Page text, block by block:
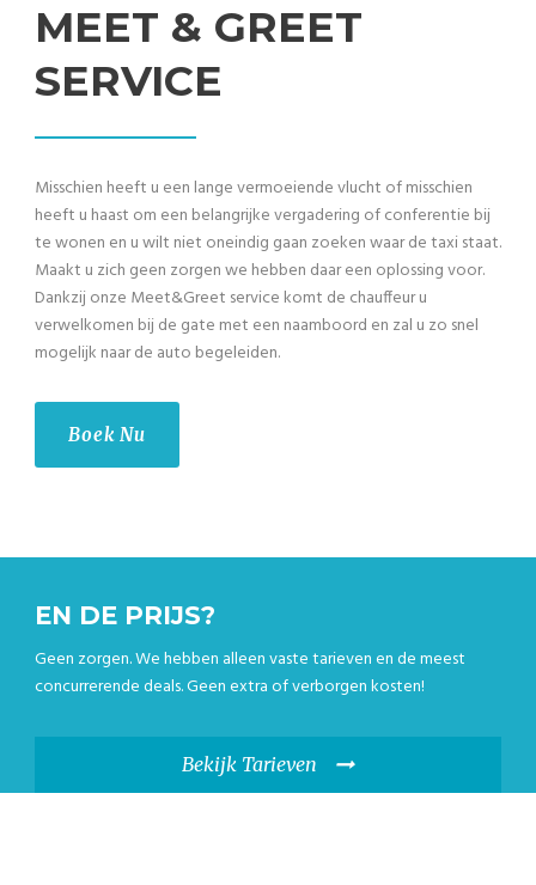
MEET & GREET
SERVICE
Misschien heeft u een lange vermoeiende vlucht of misschien
heeft u haast om een belangrijke vergadering of conferentie bij
te wonen en u wilt niet oneindig gaan zoeken waar de taxi staat.
Maakt u zich geen zorgen we hebben daar een oplossing voor.
Dankzij onze Meet&Greet service komt de chauffeur u
verwelkomen bij de gate met een naamboord en zal u zo snel
mogelijk naar de auto begeleiden.
Boek Nu
EN DE PRIJS?
Geen zorgen. We hebben alleen vaste tarieven en de meest
concurrerende deals. Geen extra of verborgen kosten!
Bekijk Tarieven